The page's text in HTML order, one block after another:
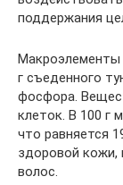
поддержания
Макроэлементы
г съеденного
фосфора.
клеток. В 100 г
что равняется
здоровой кожи,
волос.